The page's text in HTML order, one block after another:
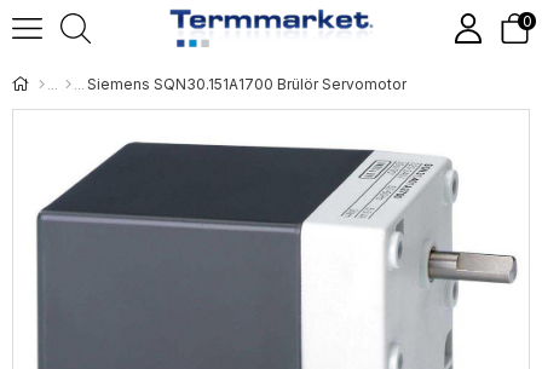
0
Siemens SQN30.151A1700 Brülör Servomotor